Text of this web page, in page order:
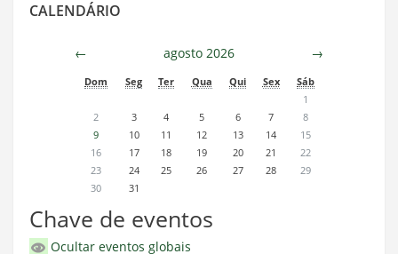
Calendário
CALENDÁRIO
← agosto 2026 →
Dom Seg Ter Qua Qui Sex
Sáb
1
2
3 4 5 6 7
8
9
10 11 12 13 14
15
16
17 18 19 20 21
22
23
24 25 26 27 28
29
30
31
Chave de eventos
Ocultar eventos globais